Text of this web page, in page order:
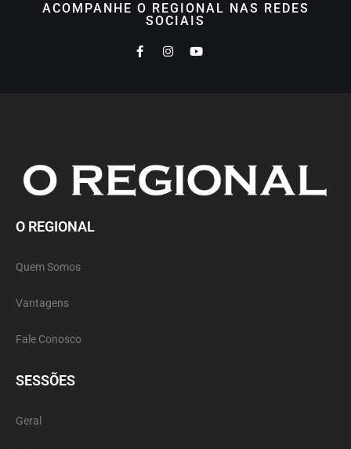
ACOMPANHE O REGIONAL NAS REDES
SOCIAIS
O REGIONAL
Quem Somos
Vantagens
Fale Conosco
SESSÕES
Geral